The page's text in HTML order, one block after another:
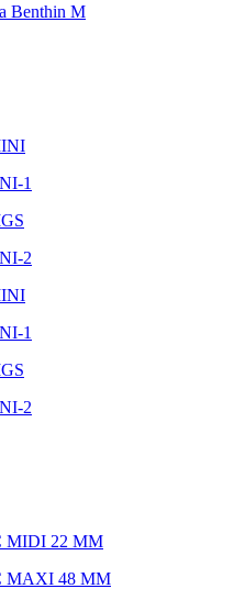
Benthin M
1
2
1
2
MIDI 22 ММ
MAXI 48 ММ